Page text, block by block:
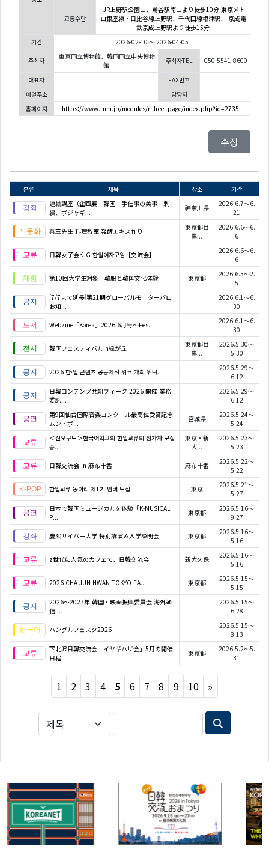
교통수단
JR上野駅公園口、鶯谷駅南口より徒歩10分 東京メト
ロ銀座線・日比谷線上野駅、千代田線根津駅、 京成電
鉄京成上野駅より徒歩15分
기간
2026-02-10 ～ 2026-04-05
주최자
東京国立博物館、韓国国立中央博物
館
주최자TEL 050-5541-8600
대표자
FAX번호
메일주소
담당자
홈페이지
https://www.tnm.jp/modules/r_free_page/index.php?id=2735
수정
분류 제목 장소
기간
連続講座（企画展「韓国 手仕事の美事－刺
繍、ポジャギ...
神奈川県
2026.6.7～6.
21
善玉先生 料理教室 発酵エキス作り
東京都目
黒...
2026.6.6～6.
6
日韓女子会KJG 한일여자모임【交流会】
2026.6.6～6.
6
第10回大学生対象 韓服と韓国文化体験 東京都
2026.6.5～2.
5
[7/7まで延長]第21期グローバルモニターパロ
お知...
2026.6.1～6.
30
Webzine「Korea」2026 6月号～Fes...
2026.6.1～6.
30
韓国フェスティバルin緑が丘
東京都目
黒...
2026.5.30～
5.30
2026 한·일 콘텐츠 공동제작 위크 개최 위탁...
2026.5.29～
6.12
日韓コンテンツ共創ウィーク 2026 開催 業務
委託...
2026.5.29～
6.12
第9回仙台国際音楽コンクール最高位受賞記念
ムン・ボ...
宮城県
2026.5.24～
5.24
＜신오쿠보＞한국어학교의 한일교류회 참가자 모집
중...
東京・新
大...
2026.5.23～
5.23
日韓交流会 in 麻布十番 麻布十番
2026.5.22～
5.22
한일교류 동아리 제1기 멤버 모집 東京
2026.5.21～
5.27
日本で韓国ミュージカルを体験「K-MUSICAL
P...
東京都
2026.5.16～
9.27
慶熙サイバー大学 特別講演＆入学説明会 東京都
2026.5.16～
5.16
z世代に人気のカフェで、日韓交流会 新大久保
2026.5.16～
5.16
2026 CHA JUN HWAN TOKYO FA... 東京都
2026.5.15～
5.15
2026〜2027年 韓国・映画振興委員会 海外通
信...
2026.5.15～
6.28
ハングルフェスタ2026
2026.5.15～
8.13
下北沢日韓交流会「イヤギハザ会」5月の開催
日程
東京都
2026.5.2～5.
31
1 2 3 4 5 6 7 8 9 10 »